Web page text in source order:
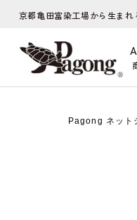
京都亀田富染工場から生ま
Pagong ネット